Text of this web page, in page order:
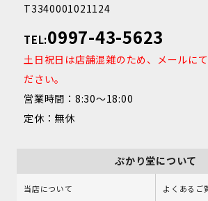
T3340001021124
TEL:0997-43-5623
土日祝日は店舗混雑のため、メールに
ださい。
営業時間：8:30～18:00
定休：無休
ぷかり堂について
当店について よくあるご